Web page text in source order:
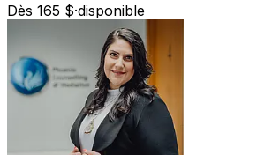
Dès 165 $·disponible